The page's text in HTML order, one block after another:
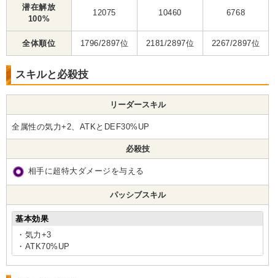
潜在解放
100%
12075 10460 6768
全体順位 1796/2897位 2181/2897位 2267/2897位
スキルと必殺技
リーダースキル
全属性の気力+2、ATKとDEF30%UP
必殺技
相手に超特大ダメージを与える
パッシブスキル
基本効果
・気力+3
・ATK70%UP